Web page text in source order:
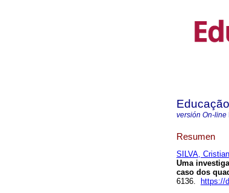
versión On-line
Resumen
SILVA,
Uma
caso dos
6136.
https://